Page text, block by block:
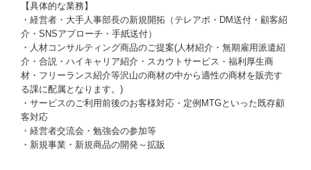
【具体的な業務】
・経営者・大手人事部長の新規開拓（テレアポ・DM送付・顧客紹
介・SNSアプローチ・手紙送付）
・人材コンサルティング商品のご提案(人材紹介・無期雇用派遣紹
介・合説・ハイキャリア紹介・スカウトサービス・福利厚生商
材・フリーランス紹介等沢山の商材の中から適性の商材を販売す
る課に配属となります。)
・サービスのご利用前後のお客様対応・定例MTGといった既存顧
客対応
・経営者交流会・勉強会の参加等
・新規事業・新規商品の開発～拡販